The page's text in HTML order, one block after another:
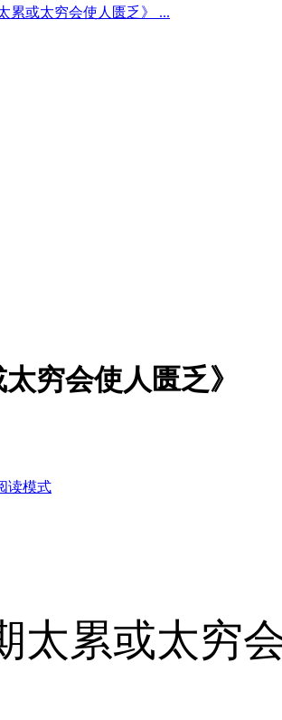
累或太穷会使人匮乏》 ...
穷会使人匮乏》
读模式
太累或太穷